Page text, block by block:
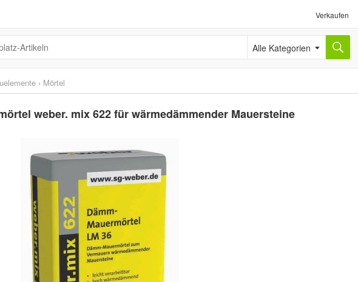
Verkaufen
Alle Kategorien
› Mörtel
weber. mix 622 für wärmedämmender Mauersteine